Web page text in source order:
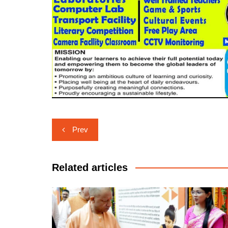
Post
navigation
Prev
Related articles